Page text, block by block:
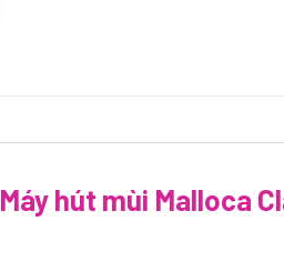
Máy hút mùi Malloca